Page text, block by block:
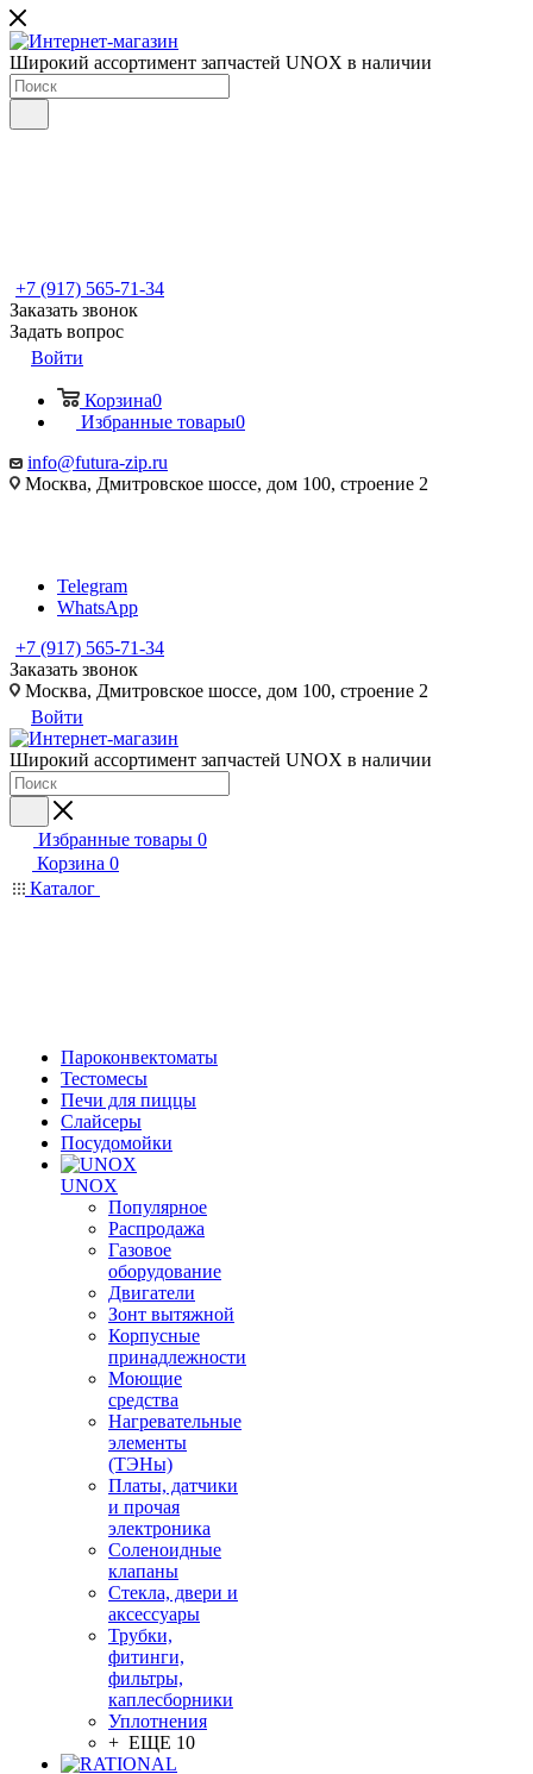
Широкий ассортимент запчастей UNOX в наличии
+7 (917) 565-71-34
Заказать звонок
Задать вопрос
Войти
Корзина0
Избранные товары0
info@futura-zip.ru
Москва, Дмитровское шоссе, дом 100, строение 2
Telegram
WhatsApp
+7 (917) 565-71-34
Заказать звонок
Москва, Дмитровское шоссе, дом 100, строение 2
Войти
Широкий ассортимент запчастей UNOX в наличии
Избранные товары 0
Корзина 0
Каталог
Пароконвектоматы
Тестомесы
Печи для пиццы
Слайсеры
Посудомойки
UNOX
Популярное
Распродажа
Газовое
оборудование
Двигатели
Зонт вытяжной
Корпусные
принадлежности
Моющие
средства
Нагревательные
элементы
(ТЭНы)
Платы, датчики
и прочая
электроника
Соленоидные
клапаны
Стекла, двери и
аксессуары
Трубки,
фитинги,
фильтры,
каплесборники
Уплотнения
+ ЕЩЕ 10